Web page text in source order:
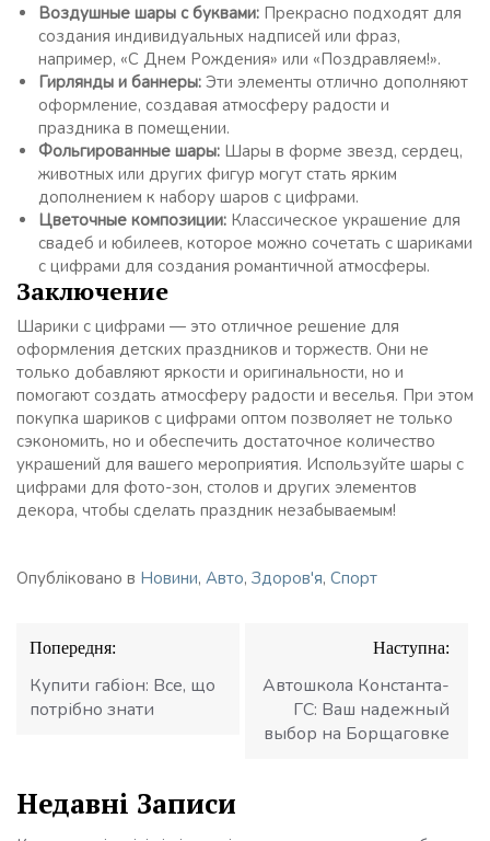
Воздушные шары с буквами: Прекрасно подходят для
создания индивидуальных надписей или фраз,
например, «С Днем Рождения» или «Поздравляем!».
Гирлянды и баннеры: Эти элементы отлично дополняют
оформление, создавая атмосферу радости и
праздника в помещении.
Фольгированные шары: Шары в форме звезд, сердец,
животных или других фигур могут стать ярким
дополнением к набору шаров с цифрами.
Цветочные композиции: Классическое украшение для
свадеб и юбилеев, которое можно сочетать с шариками
с цифрами для создания романтичной атмосферы.
Заключение
Шарики с цифрами — это отличное решение для
оформления детских праздников и торжеств. Они не
только добавляют яркости и оригинальности, но и
помогают создать атмосферу радости и веселья. При этом
покупка шариков с цифрами оптом позволяет не только
сэкономить, но и обеспечить достаточное количество
украшений для вашего мероприятия. Используйте шары с
цифрами для фото-зон, столов и других элементов
декора, чтобы сделать праздник незабываемым!
Опубліковано в Новини, Авто, Здоров'я, Спорт
Навігація
записів
Попередня:
Купити габіон: Все, що
потрібно знати
Наступна:
Автошкола Константа-
ГС: Ваш надежный
выбор на Борщаговке
Недавні Записи